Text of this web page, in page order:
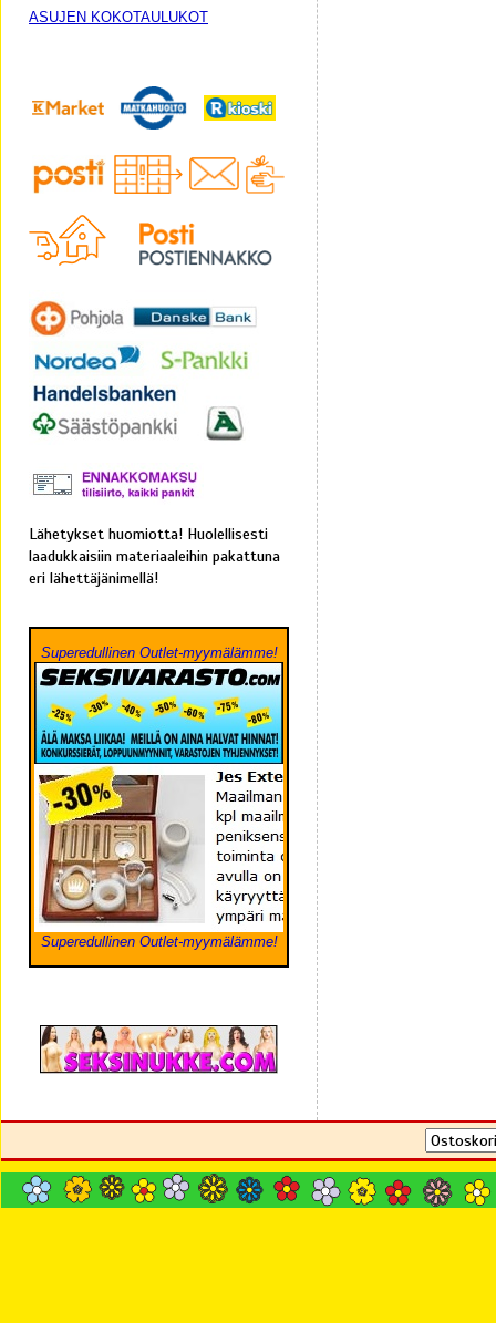
ASUJEN KOKOTAULUKOT
Lähetykset huomiotta! Huolellisesti
laadukkaisiin materiaaleihin pakattuna
eri lähettäjänimellä!
Superedullinen Outlet-myymälämme!
Superedullinen Outlet-myymälämme!